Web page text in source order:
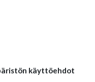
käyttöehdot